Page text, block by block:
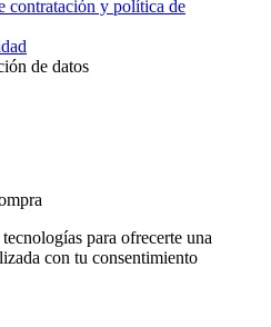
contratación y política de
de datos
para ofrecerte una
con tu consentimiento